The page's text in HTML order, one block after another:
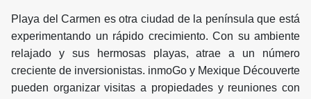
Playa del Carmen es otra ciudad de la península que está
experimentando un rápido crecimiento. Con su ambiente
relajado y sus hermosas playas, atrae a un número
creciente de inversionistas. inmoGo y Mexique Découverte
pueden organizar visitas a propiedades y reuniones con